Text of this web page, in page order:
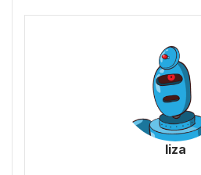
liza